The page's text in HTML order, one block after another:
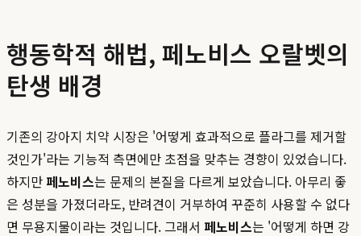
행동학적 해법, 페노비스 오랄벳의
탄생 배경
기존의 강아지 치약 시장은 '어떻게 효과적으로 플라그를 제거할
것인가'라는 기능적 측면에만 초점을 맞추는 경향이 있었습니다.
하지만 페노비스는 문제의 본질을 다르게 보았습니다. 아무리 좋
은 성분을 가졌더라도, 반려견이 거부하여 꾸준히 사용할 수 없다
면 무용지물이라는 것입니다. 그래서 페노비스는 '어떻게 하면 강